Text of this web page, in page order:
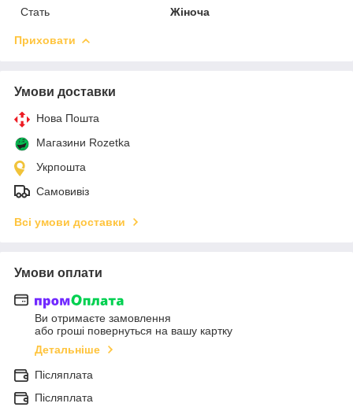
Стать
Жіноча
Приховати
Умови доставки
Нова Пошта
Магазини Rozetka
Укрпошта
Самовивіз
Всі умови доставки
Умови оплати
Ви отримаєте замовлення
або гроші повернуться на вашу картку
Детальніше
Післяплата
Післяплата